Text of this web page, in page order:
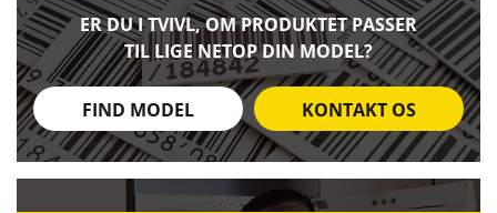
ER DU I TVIVL, OM PRODUKTET PASSER
TIL LIGE NETOP DIN MODEL?
FIND MODEL KONTAKT OS